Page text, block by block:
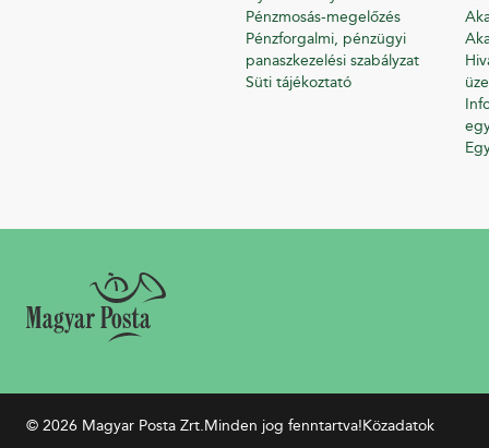
Pénzmosás-megelőzés
Pénzforgalmi, pénzügyi
panaszkezelési szabályzat
Süti tájékoztató
© 2026 Magyar Posta Zrt.Minden jog fenntartva!Közadatok